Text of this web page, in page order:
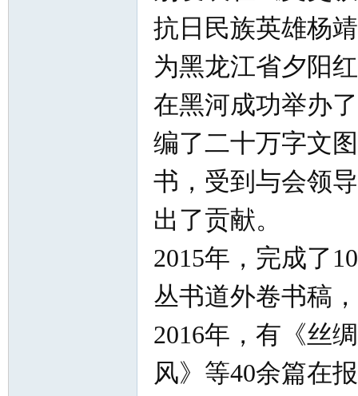
抗日民族英雄杨
为黑龙江省夕阳
在黑河成功举办
编了二十万字文
书，受到与会领
出了贡献。
2015年，完成了
丛书道外卷书稿
2016年，有《丝
风》等40余篇在